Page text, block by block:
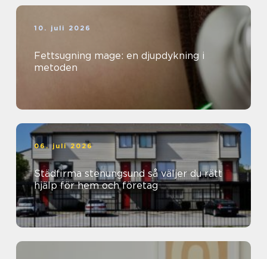
10. juli 2026
Fettsugning mage: en djupdykning i
metoden
06. juli 2026
Städfirma stenungsund så väljer du rätt
hjälp för hem och företag